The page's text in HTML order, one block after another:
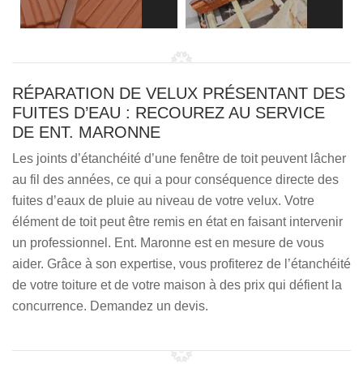
RÉPARATION DE VELUX PRÉSENTANT DES
FUITES D’EAU : RECOUREZ AU SERVICE
DE ENT. MARONNE
Les joints d’étanchéité d’une fenêtre de toit peuvent lâcher
au fil des années, ce qui a pour conséquence directe des
fuites d’eaux de pluie au niveau de votre velux. Votre
élément de toit peut être remis en état en faisant intervenir
un professionnel. Ent. Maronne est en mesure de vous
aider. Grâce à son expertise, vous profiterez de l’étanchéité
de votre toiture et de votre maison à des prix qui défient la
concurrence. Demandez un devis.